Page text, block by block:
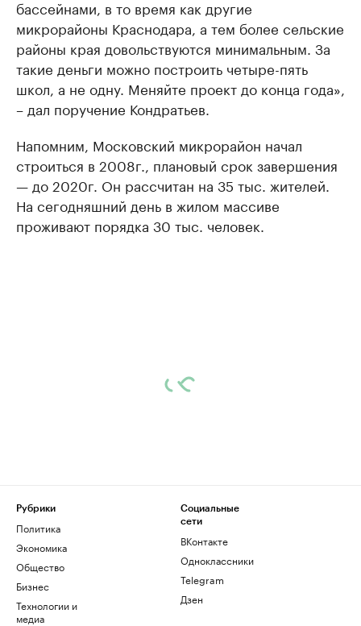
бассейнами, в то время как другие
микрорайоны Краснодара, а тем более сельские
районы края довольствуются минимальным. За
такие деньги можно построить четыре-пять
школ, а не одну. Меняйте проект до конца года»,
– дал поручение Кондратьев.
Напомним, Московский микрорайон начал
строиться в 2008г., плановый срок завершения
— до 2020г. Он рассчитан на 35 тыс. жителей.
На сегодняшний день в жилом массиве
проживают порядка 30 тыс. человек.
Рубрики
Политика
Экономика
Общество
Бизнес
Технологии и
медиа
Социальные
сети
ВКонтакте
Одноклассники
Telegram
Дзен